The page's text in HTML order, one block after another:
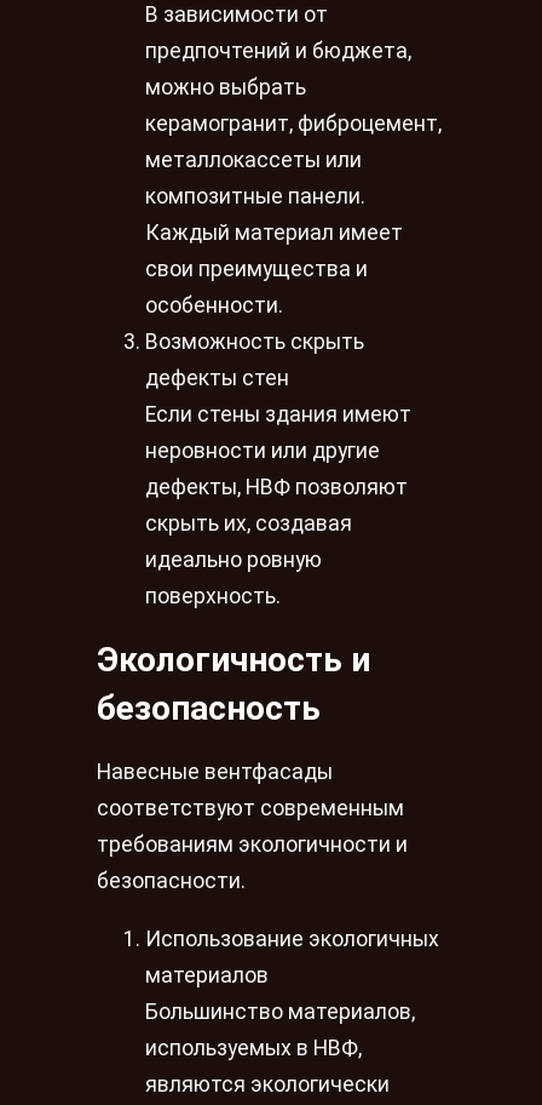
В зависимости от
предпочтений и бюджета,
можно выбрать
керамогранит, фиброцемент,
металлокассеты или
композитные панели.
Каждый материал имеет
свои преимущества и
особенности.
Возможность скрыть
дефекты стен
Если стены здания имеют
неровности или другие
дефекты, НВФ позволяют
скрыть их, создавая
идеально ровную
поверхность.
Экологичность и
безопасность
Навесные вентфасады
соответствуют современным
требованиям экологичности и
безопасности.
Использование экологичных
материалов
Большинство материалов,
используемых в НВФ,
являются экологически